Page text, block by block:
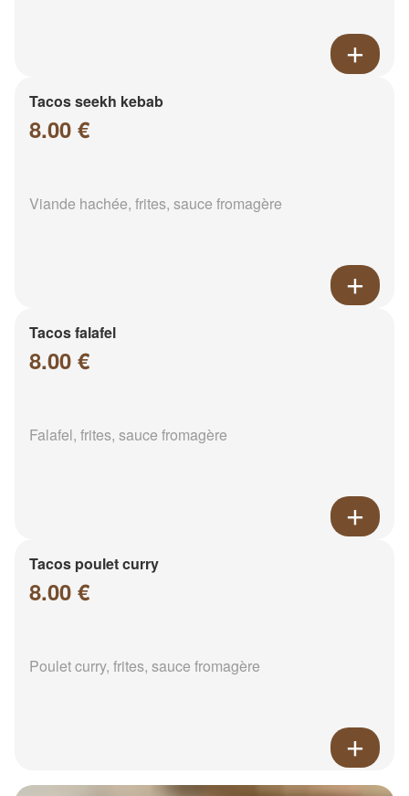
Tacos seekh kebab
8.00 €
Viande hachée, frites, sauce fromagère
Tacos falafel
8.00 €
Falafel, frites, sauce fromagère
Tacos poulet curry
8.00 €
Poulet curry, frites, sauce fromagère